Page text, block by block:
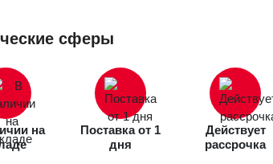
сферы
на
Поставка от 1
дня
Действует
рассрочка